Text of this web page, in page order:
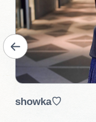
showka♡